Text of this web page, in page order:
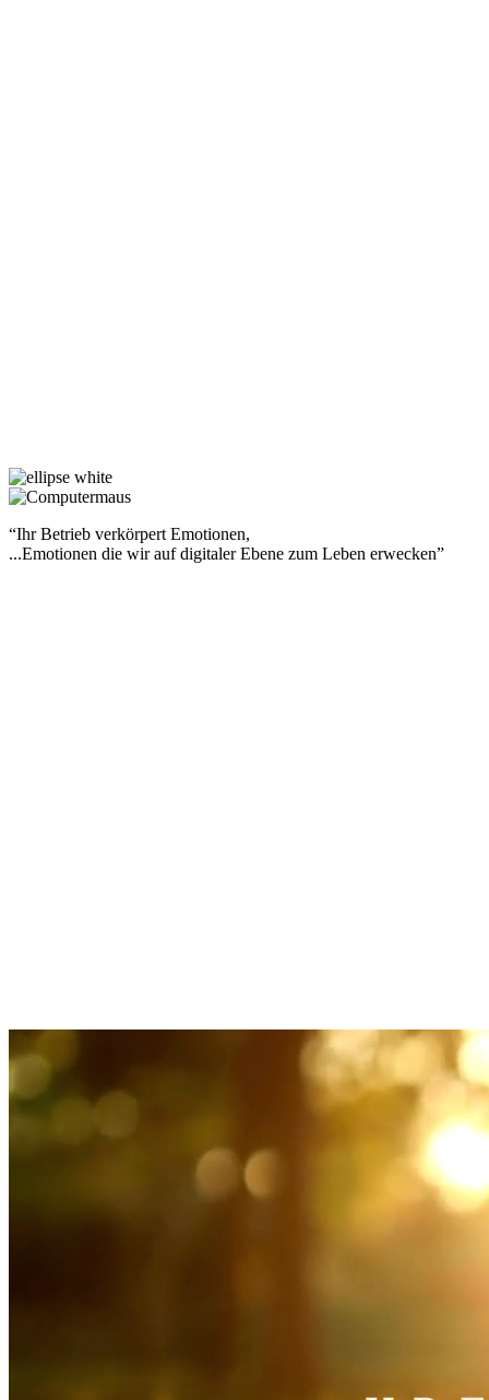
“Ihr Betrieb verkörpert Emotionen,
...Emotionen die wir auf digitaler Ebene zum Leben erwecken”